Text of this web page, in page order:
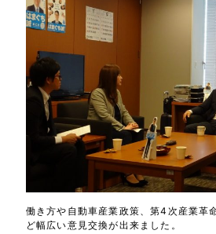
働き方や自動車産業政策、第4次産業革
ど幅広い意見交換が出来ました。